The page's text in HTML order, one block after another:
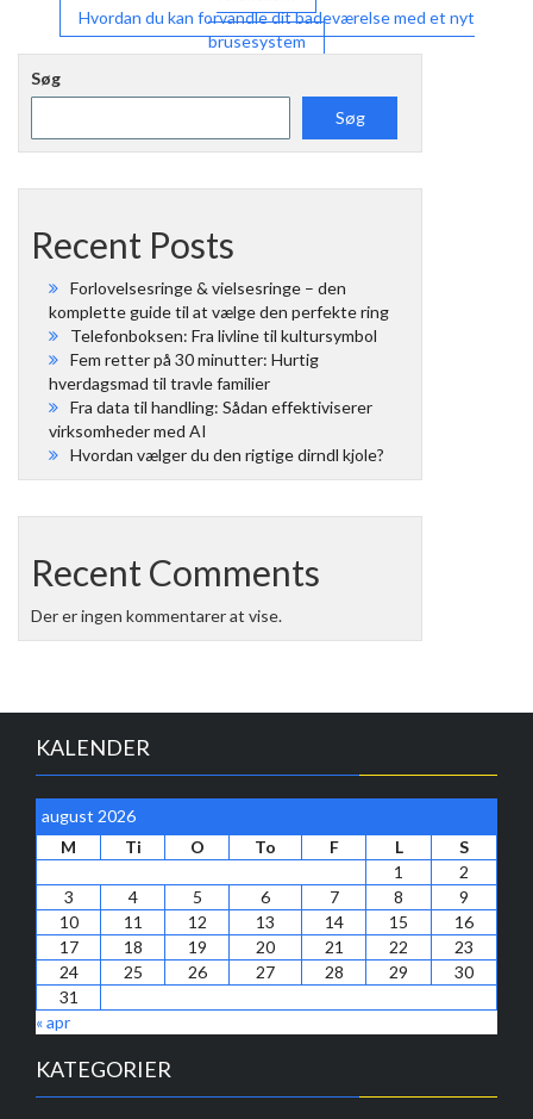
Hvordan du kan forvandle dit badeværelse med et nyt
brusesystem
Søg
Søg
Recent Posts
Forlovelsesringe & vielsesringe – den
komplette guide til at vælge den perfekte ring
Telefonboksen: Fra livline til kultursymbol
Fem retter på 30 minutter: Hurtig
hverdagsmad til travle familier
Fra data til handling: Sådan effektiviserer
virksomheder med AI
Hvordan vælger du den rigtige dirndl kjole?
Recent Comments
Der er ingen kommentarer at vise.
KALENDER
august 2026
M
Ti O To F L
S
1
2
3
4 5 6 7 8
9
10
11 12 13 14 15
16
17
18 19 20 21 22
23
24
25 26 27 28 29
30
31
« apr
KATEGORIER